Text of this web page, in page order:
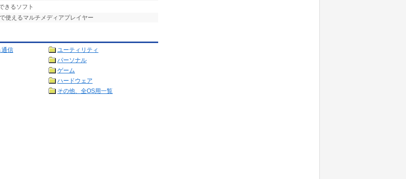
きるソフト
使えるマルチメディアプレイヤー
通信
ユーティリティ
パーソナル
ゲーム
ハードウェア
その他、全OS用一覧